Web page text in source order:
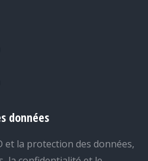
données
et la protection des données,